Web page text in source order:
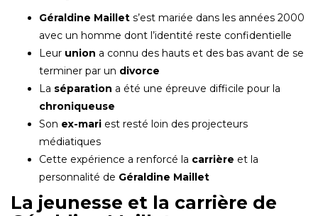
Géraldine Maillet s’est mariée dans les années 2000
avec un homme dont l’identité reste confidentielle
Leur union a connu des hauts et des bas avant de se
terminer par un divorce
La séparation a été une épreuve difficile pour la
chroniqueuse
Son ex-mari est resté loin des projecteurs
médiatiques
Cette expérience a renforcé la carrière et la
personnalité de Géraldine Maillet
La jeunesse et la carrière de